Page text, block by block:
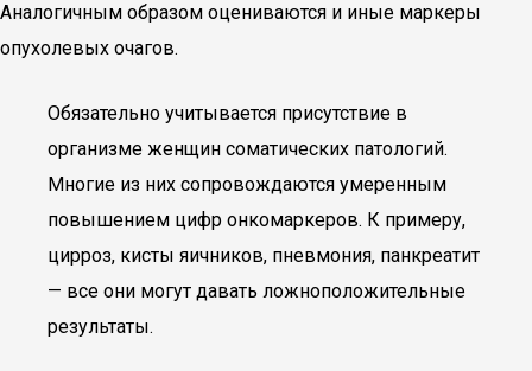
Аналогичным образом оцениваются и иные маркеры
опухолевых очагов.
Обязательно учитывается присутствие в
организме женщин соматических патологий.
Многие из них сопровождаются умеренным
повышением цифр онкомаркеров. К примеру,
цирроз, кисты яичников, пневмония, панкреатит
— все они могут давать ложноположительные
результаты.